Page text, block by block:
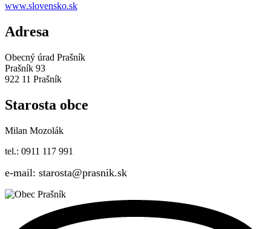
www.slovensko.sk
Adresa
Obecný úrad Prašník
Prašník 93
922 11 Prašník
Starosta obce
Milan Mozolák
tel.: 0911 117 991
e-mail: starosta@prasnik.sk